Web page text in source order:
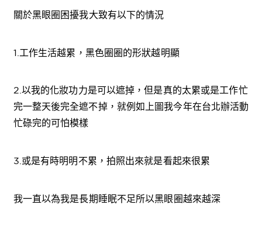
關於黑眼圈困擾我大致有以下的情況
1.工作生活越累，黑色圈圈的形狀越明顯
2.以我的化妝功力是可以遮掉，但是真的太累或是工作忙
完一整天後完全遮不掉，就例如上圖我今年在台北辦活動
忙碌完的可怕模樣
3.或是有時明明不累，拍照出來就是看起來很累
我一直以為我是長期睡眠不足所以黑眼圈越來越深